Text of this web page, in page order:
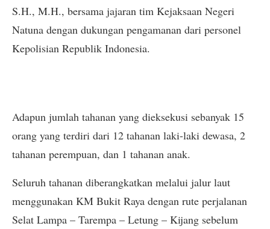
S.H., M.H., bersama jajaran tim Kejaksaan Negeri
Natuna dengan dukungan pengamanan dari personel
Kepolisian Republik Indonesia.
Adapun jumlah tahanan yang dieksekusi sebanyak 15
orang yang terdiri dari 12 tahanan laki-laki dewasa, 2
tahanan perempuan, dan 1 tahanan anak.
Seluruh tahanan diberangkatkan melalui jalur laut
menggunakan KM Bukit Raya dengan rute perjalanan
Selat Lampa – Tarempa – Letung – Kijang sebelum